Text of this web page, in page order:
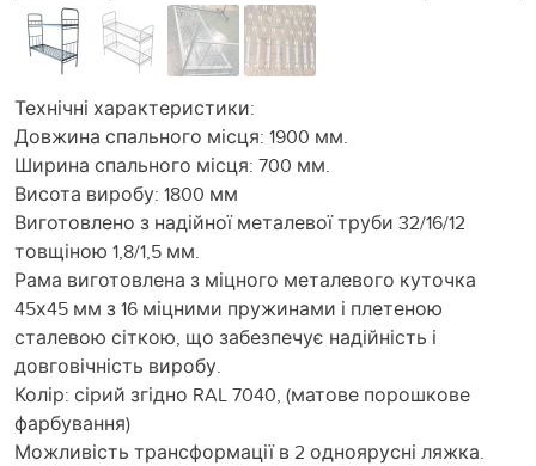
Технічні характеристики:
Довжина спального місця: 1900 мм.
Ширина спального місця: 700 мм.
Висота виробу: 1800 мм
Виготовлено з надійної металевої труби 32/16/12
товщіною 1,8/1,5 мм.
Рама виготовлена ​​з міцного металевого куточка
45х45 мм з 16 міцними пружинами і плетеною
сталевою сіткою, що забезпечує надійність і
довговічність виробу.
Колір: сірий згідно RAL 7040, (матове порошкове
фарбування)
Можливість трансформації в 2 одноярусні ляжка.